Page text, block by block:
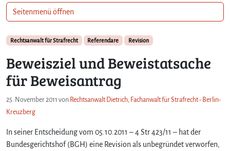
Rechtsanwalt für Strafrecht Referendare Revision
Beweisziel und Beweistatsache
für Beweisantrag
25. November 2011 von Rechtsanwalt Dietrich, Fachanwalt für Strafrecht - Berlin-
Kreuzberg
In seiner Entscheidung vom 05.10.2011 – 4 Str 423/11 – hat der
Bundesgerichtshof (BGH) eine Revision als unbegründet verworfen,
Seitenmenü öffnen